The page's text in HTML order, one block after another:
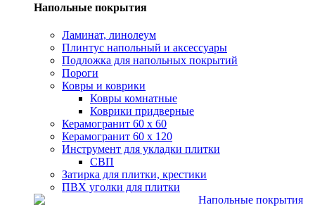
Напольные покрытия
Ламинат, линолеум
Плинтус напольный и аксессуары
Подложка для напольных покрытий
Пороги
Ковры и коврики
Ковры комнатные
Коврики придверные
Керамогранит 60 х 60
Керамогранит 60 х 120
Инструмент для укладки плитки
СВП
Затирка для плитки, крестики
ПВХ уголки для плитки